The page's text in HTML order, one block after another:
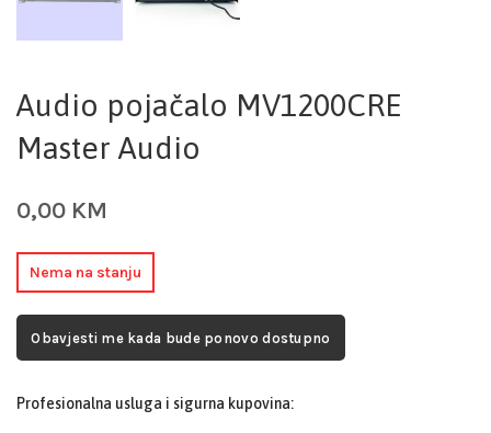
Audio pojačalo MV1200CRE
Master Audio
0,00 KM
Nema na stanju
Obavjesti me kada bude ponovo dostupno
Profesionalna usluga i sigurna kupovina: